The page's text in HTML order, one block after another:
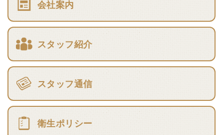
会社案内
スタッフ紹介
スタッフ通信
衛生ポリシー